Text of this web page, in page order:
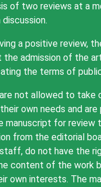
of two reviews at a
a positive review,
the admission of the
the terms of
not allowed to take
own needs and
manuscript for review
from the editorial
do not have the
content of the work
own interests. The